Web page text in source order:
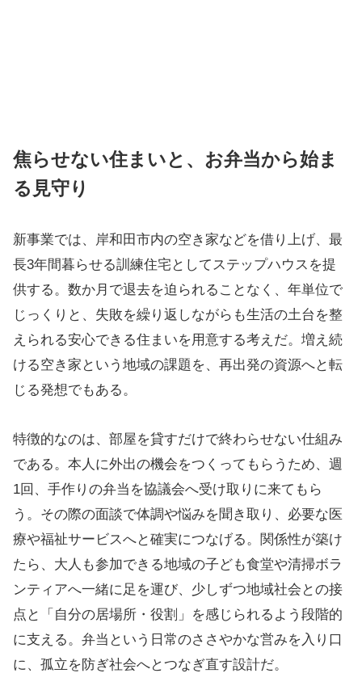
焦らせない住まいと、お弁当から始ま
る見守り
新事業では、岸和田市内の空き家などを借り上げ、最
長3年間暮らせる訓練住宅としてステップハウスを提
供する。数か月で退去を迫られることなく、年単位で
じっくりと、失敗を繰り返しながらも生活の土台を整
えられる安心できる住まいを用意する考えだ。増え続
ける空き家という地域の課題を、再出発の資源へと転
じる発想でもある。
特徴的なのは、部屋を貸すだけで終わらせない仕組み
である。本人に外出の機会をつくってもらうため、週
1回、手作りの弁当を協議会へ受け取りに来てもら
う。その際の面談で体調や悩みを聞き取り、必要な医
療や福祉サービスへと確実につなげる。関係性が築け
たら、大人も参加できる地域の子ども食堂や清掃ボラ
ンティアへ一緒に足を運び、少しずつ地域社会との接
点と「自分の居場所・役割」を感じられるよう段階的
に支える。弁当という日常のささやかな営みを入り口
に、孤立を防ぎ社会へとつなぎ直す設計だ。